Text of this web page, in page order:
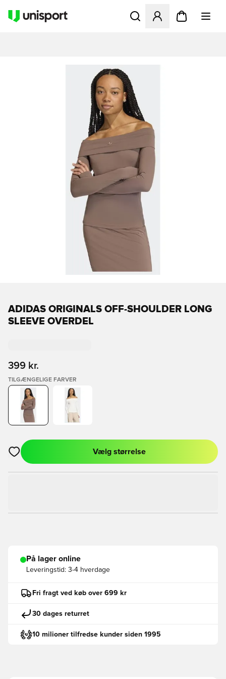
Åbner en Modal til at
ADIDAS ORIGINALS OFF-SHOULDER LONG
SLEEVE OVERDEL
399 kr.
TILGÆNGELIGE FARVER
Åbner en Modal til at logge ind eller tilmelde dig som medlem
Vælg størrelse
På lager online
Leveringstid: 3-4 hverdage
Fri fragt ved køb over 699 kr
30 dages returret
10 milioner tilfredse kunder siden 1995